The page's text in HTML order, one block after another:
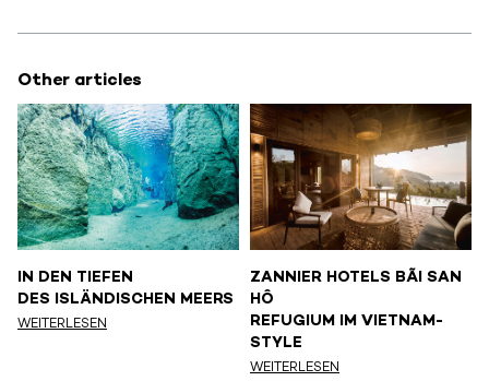
Other articles
IN DEN TIEFEN
DES ISLÄNDISCHEN MEERS
WEITERLESEN
ZANNIER HOTELS BÃI SAN
HÔ
REFUGIUM IM VIETNAM-
STYLE
WEITERLESEN